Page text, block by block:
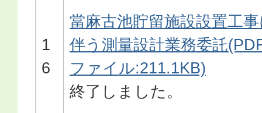
1
6
當麻古池貯留施設設置工
伴う測量設計業務委託
ファイル:211.1KB)
終了しました。